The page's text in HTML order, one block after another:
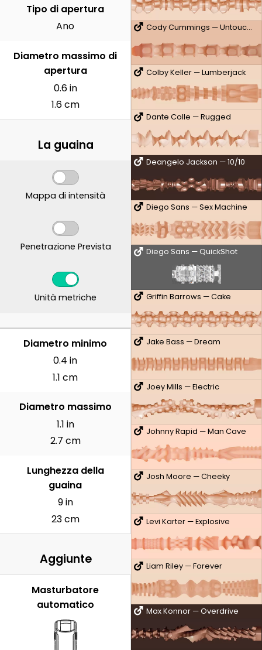
Cody Cummings — Untouched
Colby Keller — Lumberjack
Dante Colle — Rugged
Deangelo Jackson — 10/10
Diego Sans — Sex Machine
Diego Sans — QuickShot
Griffin Barrows — Cake
Jake Bass — Dream
Joey Mills — Electric
Johnny Rapid — Man Cave
Josh Moore — Cheeky
Levi Karter — Explosive
Liam Riley — Forever
Max Konnor — Overdrive
Tipo di apertura
Ano
Diametro massimo di
apertura
0.6 in
1.6 cm
La guaina
Mappa di intensità
Penetrazione Prevista
Unità metriche
Diametro minimo
0.4 in
1.1 cm
Diametro massimo
1.1 in
2.7 cm
Lunghezza della
guaina
9 in
23 cm
Aggiunte
Masturbatore
automatico